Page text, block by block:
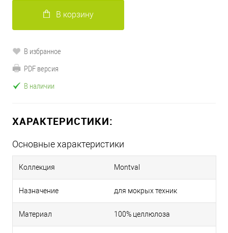
В корзину
В избранное
PDF версия
В наличии
ХАРАКТЕРИСТИКИ:
Основные характеристики
Коллекция Montval
Назначение для мокрых техник
Материал 100% целлюлоза